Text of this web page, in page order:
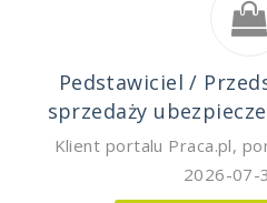
Pedstawiciel /
sprzedaży
Klient portalu Praca.pl,
2026-07-